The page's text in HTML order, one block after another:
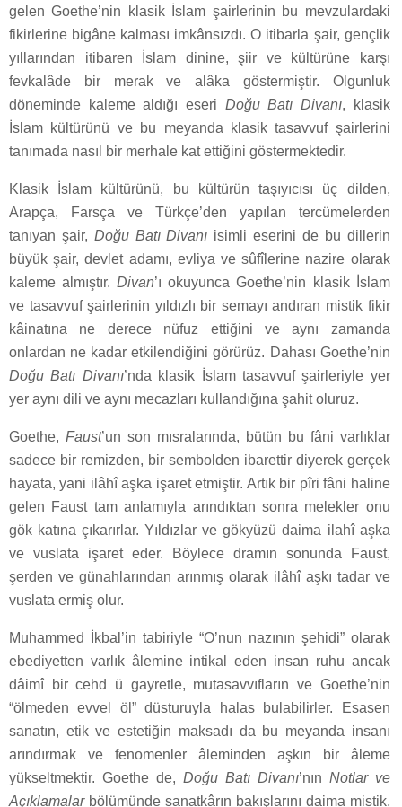
gelen Goethe’nin klasik İslam şairlerinin bu mevzulardaki
fikirlerine bigâne kalması imkânsızdı. O itibarla şair, gençlik
yıllarından itibaren İslam dinine, şiir ve kültürüne karşı
fevkalâde bir merak ve alâka göstermiştir. Olgunluk
döneminde kaleme aldığı eseri Doğu Batı Divanı, klasik
İslam kültürünü ve bu meyanda klasik tasavvuf şairlerini
tanımada nasıl bir merhale kat ettiğini göstermektedir.
Klasik İslam kültürünü, bu kültürün taşıyıcısı üç dilden,
Arapça, Farsça ve Türkçe’den yapılan tercümelerden
tanıyan şair, Doğu Batı Divanı isimli eserini de bu dillerin
büyük şair, devlet adamı, evliya ve sûfîlerine nazire olarak
kaleme almıştır.Divan’ı okuyunca Goethe’nin klasik İslam
ve tasavvuf şairlerinin yıldızlı bir semayı andıran mistik fikir
kâinatına ne derece nüfuz ettiğini ve aynı zamanda
onlardan ne kadar etkilendiğini görürüz. Dahası Goethe’nin
Doğu Batı Divanı’nda klasik İslam tasavvuf şairleriyle yer
yer aynı dili ve aynı mecazları kullandığına şahit oluruz.
Goethe, Faust’un son mısralarında, bütün bu fâni varlıklar
sadece bir remizden, bir sembolden ibarettir diyerek gerçek
hayata, yani ilâhî aşka işaret etmiştir. Artık bir pîri fâni haline
gelen Faust tam anlamıyla arındıktan sonra melekler onu
gök katına çıkarırlar. Yıldızlar ve gökyüzü daima ilahî aşka
ve vuslata işaret eder. Böylece dramın sonunda Faust,
şerden ve günahlarından arınmış olarak ilâhî aşkı tadar ve
vuslata ermiş olur.
Muhammed İkbal’in tabiriyle “O’nun nazının şehidi” olarak
ebediyetten varlık âlemine intikal eden insan ruhu ancak
dâimî bir cehd ü gayretle, mutasavvıfların ve Goethe’nin
“ölmeden evvel öl” düsturuyla halas bulabilirler. Esasen
sanatın, etik ve estetiğin maksadı da bu meyanda insanı
arındırmak ve fenomenler âleminden aşkın bir âleme
yükseltmektir. Goethe de, Doğu Batı Divanı’nın Notlar ve
Açıklamalarbölümünde sanatkârın bakışlarını daima mistik,